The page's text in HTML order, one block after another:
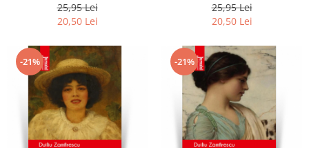
25,95 Lei
20,50 Lei
25,95 Lei
20,50 Lei
-21% -21%